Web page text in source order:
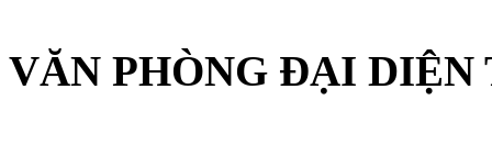
VĂN PHÒNG ĐẠI